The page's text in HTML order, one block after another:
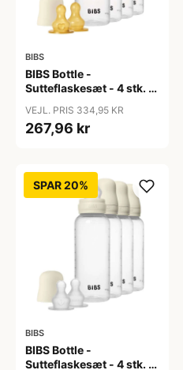
BIBS
BIBS Bottle -
Sutteflaskesæt - 4 stk. -
270ml - Ivory
VEJL. PRIS 334,95 KR
267,96 kr
SPAR 20%
BIBS
BIBS Bottle -
Sutteflaskesæt - 4 stk. -